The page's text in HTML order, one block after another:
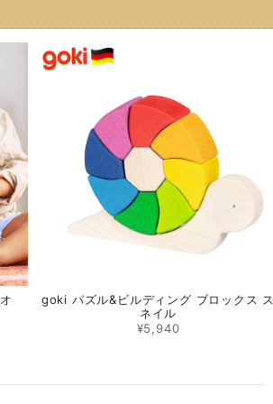
goki パズル&ビルディング ブロックス ス
ネイル
¥5,940